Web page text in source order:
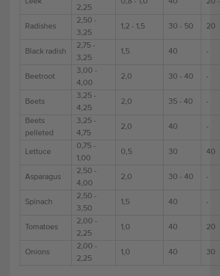
2,25
Radishes
2,50 -
3,25
1,2 - 1,5 30 - 50 20
Black radish
2,75 -
3,25
1,5 40 -
Beetroot
3,00 -
4,00
2,0 30 - 40 -
Beets
3,25 -
4,25
2,0 35 - 40 -
Beets
pelleted
3,25 -
4,75
2,0 40 -
Lettuce
0,75 -
1,00
0,5 30 40
Asparagus
2,50 -
4,00
2,0 30 - 40 -
Spinach
2,50 -
3,50
1,5 40 -
Tomatoes
2,00 -
2,25
1,0 40 20
Onions
2,00 -
2,25
1,0 40 30